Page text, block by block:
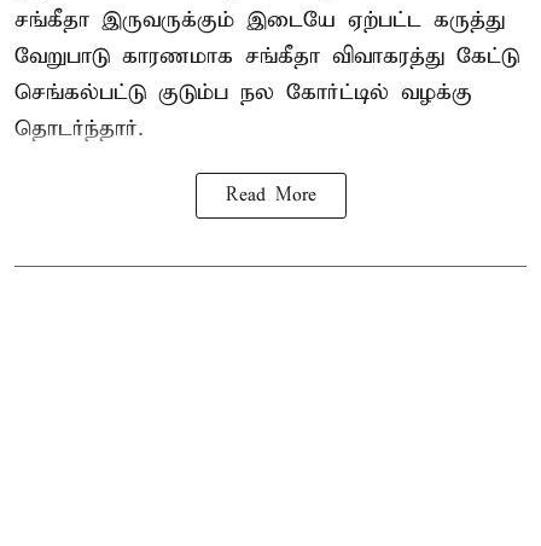
சங்கீதா இருவருக்கும் இடையே ஏற்பட்ட கருத்து
வேறுபாடு காரணமாக சங்கீதா விவாகரத்து கேட்டு
செங்கல்பட்டு குடும்ப நல கோர்ட்டில் வழக்கு
தொடர்ந்தார்.
Read More